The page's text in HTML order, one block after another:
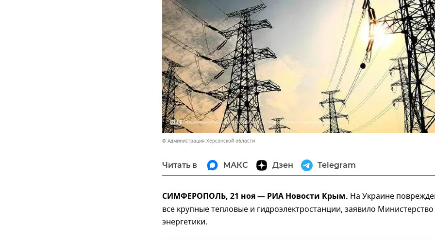
© Администрация Херсонской области
Читать в МАКС Дзен Telegram
СИМФЕРОПОЛЬ, 21 ноя — РИА Новости Крым. На Украине
все крупные тепловые и гидроэлектростанции, заявило Министерство
энергетики.